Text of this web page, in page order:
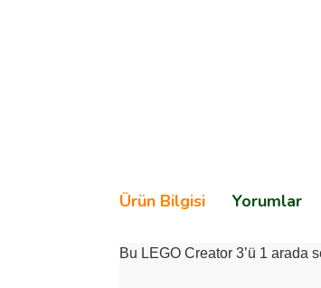
Ürün Bilgisi Yorumlar
Bu LEGO Creator 3’ü 1 arada